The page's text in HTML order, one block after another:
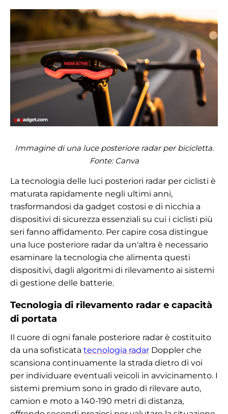
Immagine di una luce posteriore radar per bicicletta.
Fonte: Canva
La tecnologia delle luci posteriori radar per ciclisti è
maturata rapidamente negli ultimi anni,
trasformandosi da gadget costosi e di nicchia a
dispositivi di sicurezza essenziali su cui i ciclisti più
seri fanno affidamento. Per capire cosa distingue
una luce posteriore radar da un'altra è necessario
esaminare la tecnologia che alimenta questi
dispositivi, dagli algoritmi di rilevamento ai sistemi
di gestione delle batterie.
Tecnologia di rilevamento radar e capacità
di portata
Il cuore di ogni fanale posteriore radar è costituito
da una sofisticata tecnologia radar Doppler che
scansiona continuamente la strada dietro di voi
per individuare eventuali veicoli in avvicinamento. I
sistemi premium sono in grado di rilevare auto,
camion e moto a 140-190 metri di distanza,